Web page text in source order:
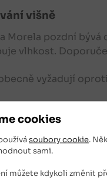
cookies
soubory cookie.
sami.
můžete kdykoli změnit
višně
Morela pozdní bývá
vlhkost.
vyžadují
od třešní je u
které je pro
jsou velmi citlivé na
plodů.